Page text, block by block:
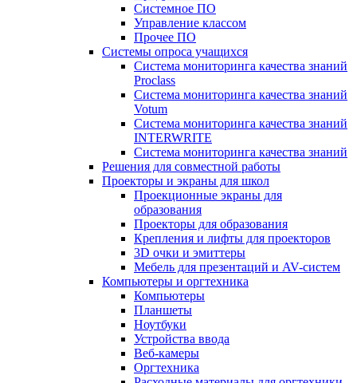
Системное ПО
Управление классом
Прочее ПО
Системы опроса учащихся
Система мониторинга качества знаний
Proclass
Система мониторинга качества знаний
Votum
Система мониторинга качества знаний
INTERWRITE
Система мониторинга качества знаний
Решения для совместной работы
Проекторы и экраны для школ
Проекционные экраны для
образования
Проекторы для образования
Крепления и лифты для проекторов
3D очки и эмиттеры
Мебель для презентаций и AV-систем
Компьютеры и оргтехника
Компьютеры
Планшеты
Ноутбуки
Устройства ввода
Веб-камеры
Оргтехника